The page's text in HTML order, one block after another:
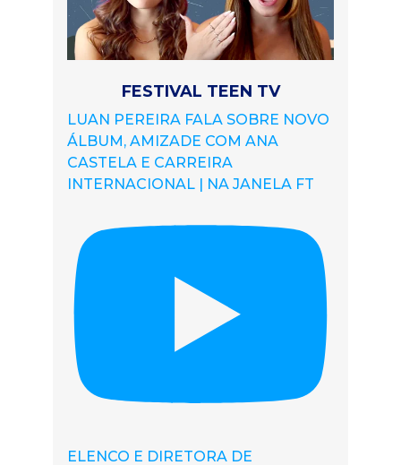
FESTIVAL TEEN TV
LUAN PEREIRA FALA SOBRE NOVO
ÁLBUM, AMIZADE COM ANA
CASTELA E CARREIRA
INTERNACIONAL | NA JANELA FT
ELENCO E DIRETORA DE